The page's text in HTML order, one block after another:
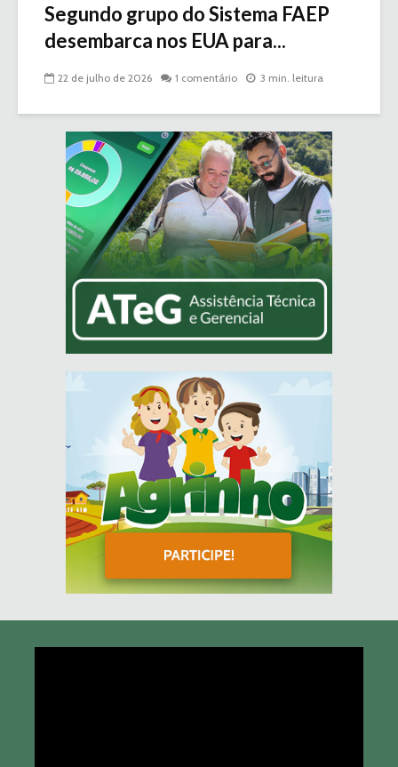
Segundo grupo do Sistema FAEP
desembarca nos EUA para...
22 de julho de 2026 1 comentário 3 min. leitura